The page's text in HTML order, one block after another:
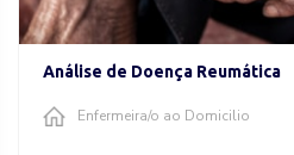
Análise de Doença Reumática
Enfermeira/o ao Domicilio